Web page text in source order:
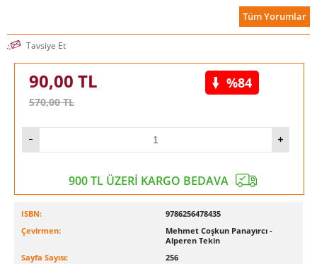
-J. Christopher Giancarlo, ABD Vadeli Emtia İşlemleri Komisyonu
Tüm Yorumlar
Tavsiye Et
90,00 TL
570,00TL
%84
900 TL ÜZERİ KARGO BEDAVA
ISBN:
9786256478435
Çevirmen:
Mehmet Coşkun Panayırcı -
Alperen Tekin
Sayfa Sayısı:
256